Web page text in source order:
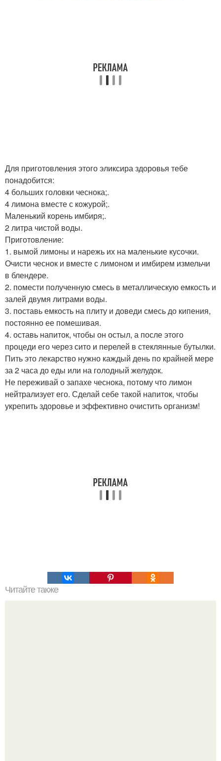
Для приготовления этого эликсира здоровья тебе
понадобится:
4 больших головки чеснока;.
4 лимона вместе с кожурой;.
Маленький корень имбиря;.
2 литра чистой воды.
Приготовление:
1. вымой лимоны и нарежь их на маленькие кусочки.
Очисти чеснок и вместе с лимоном и имбирем измельчи
в блендере.
2. помести полученную смесь в металлическую емкость и
залей двумя литрами воды.
3. поставь емкость на плиту и доведи смесь до кипения,
постоянно ее помешивая.
4. оставь напиток, чтобы он остыл, а после этого
процеди его через сито и перелей в стеклянные бутылки.
Пить это лекарство нужно каждый день по крайней мере
за 2 часа до еды или на голодный желудок.
Не переживай о запахе чеснока, потому что лимон
нейтрализует его. Сделай себе такой напиток, чтобы
укрепить здоровье и эффективно очистить организм!
Читайте также